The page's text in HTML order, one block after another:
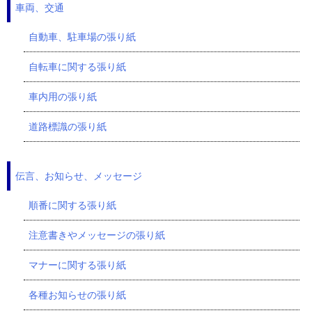
車両、交通
自動車、駐車場の張り紙
自転車に関する張り紙
車内用の張り紙
道路標識の張り紙
伝言、お知らせ、メッセージ
順番に関する張り紙
注意書きやメッセージの張り紙
マナーに関する張り紙
各種お知らせの張り紙